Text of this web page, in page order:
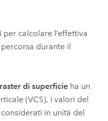
calcolare l’effettiva
durante il
di superficie ha un
(VCS), i valori del
in unità del